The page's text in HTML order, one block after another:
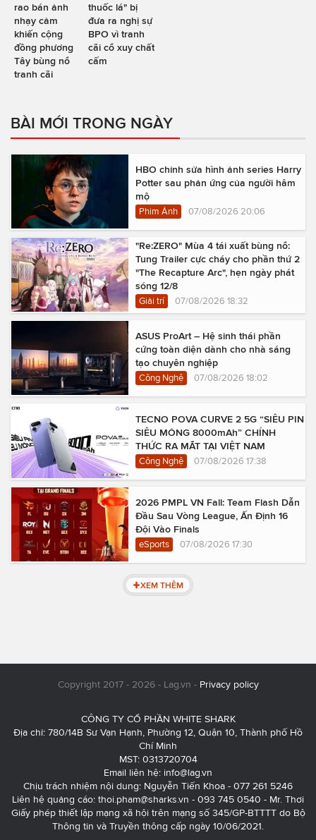
rao bán ảnh
nhạy cảm
khiến cộng
đồng phương
Tây bùng nổ
tranh cãi
thuốc lá" bị
đưa ra nghị sự
BPO vì tranh
cãi cổ xuy chất
cấm
BÀI MỚI TRONG NGÀY
HBO chỉnh sửa hình ảnh series Harry
Potter sau phản ứng của người hâm
mộ
Phim Ảnh 07/08/2026 20:06
"Re:ZERO" Mùa 4 tái xuất bùng nổ:
Tung Trailer cực cháy cho phần thứ 2
"The Recapture Arc", hẹn ngày phát
sóng 12/8
Giải trí 07/08/2026 18:32
ASUS ProArt – Hệ sinh thái phần
cứng toàn diện dành cho nhà sáng
tạo chuyên nghiệp
Công Nghệ 07/08/2026 18:02
TECNO POVA CURVE 2 5G “SIÊU PIN
SIÊU MỎNG 8000mAh” CHÍNH
THỨC RA MẮT TẠI VIỆT NAM
Công Nghệ 07/08/2026 17:38
2026 PMPL VN Fall: Team Flash Dẫn
Đầu Sau Vòng League, Ấn Định 16
Đội Vào Finals
eSports 07/08/2026 17:30
XEM THÊM
Copyright 2017 - 2026 - Lag.vn - Privacy policy
CÔNG TY CỔ PHẦN WHITE SHARK
Địa chỉ: 780/14B Sư Vạn Hạnh, Phường 12, Quận 10, Thành phố Hồ
Chí Minh
MST: 0313720704
Email liên hệ: info@lag.vn
Chịu trách nhiệm nội dung: Nguyễn Tiến Khoa - 077 261 5246
Liên hệ quảng cáo: thoi.pham@sharks.vn - 093 745 0540 - Mr. Thơi
Giấy phép thiết lập mạng xã hội trên mạng số 345/GP-BTTTT do Bộ
Thông tin và Truyền thông cấp ngày 10/06/2021.